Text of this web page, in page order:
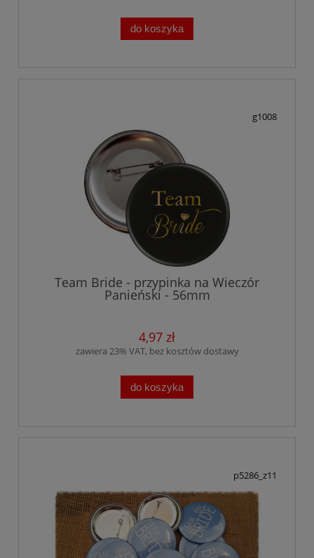
do koszyka
g1008
Team Bride - przypinka na Wieczór
Panieński - 56mm
4,97 zł
zawiera 23% VAT, bez kosztów dostawy
do koszyka
p5286_z11